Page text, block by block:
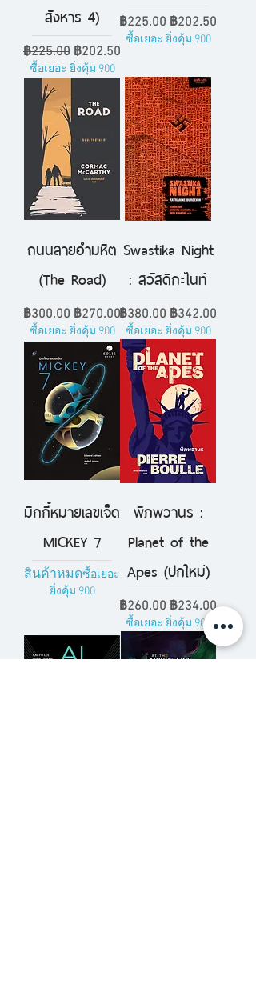
สังหาร 4)
ราคาปกติ
฿225.00 ราคาขายลด
฿202.50
ซื้อเยอะ ยิ่งคุ้ม 900
ราคาปกติ
฿225.00 ราคาขายลด
฿202.50
ซื้อเยอะ ยิ่งคุ้ม 900
ถนนสายอำมหิต
(The Road)
ราคาปกติ
฿300.00 ราคาขายลด
฿270.00
ซื้อเยอะ ยิ่งคุ้ม 900
Swastika Night
: สวัสดิกะไนท์
ราคาปกติ
฿380.00 ราคาขายลด
฿342.00
ซื้อเยอะ ยิ่งคุ้ม 900
มิกกี้หมายเลขเจ็ด
MICKEY 7
สินค้าหมดซื้อเยอะ
ยิ่งคุ้ม 900
พิภพวานร :
Planet of the
Apes (ปกใหม่)
ราคาปกติ
฿260.00 ราคาขายลด
฿234.00
ซื้อเยอะ ยิ่งคุ้ม 900